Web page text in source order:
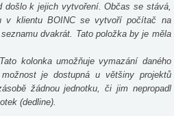
došlo k jejich vytvoření. Občas se stává,
v klientu BOINC se vytvoří počítač na
dvakrát. Tato položka by je měla
kolonka umožňuje vymazání daného
je dostupná u většiny projektů
žádnou jednotku, či jim nepropadl
(dedline).